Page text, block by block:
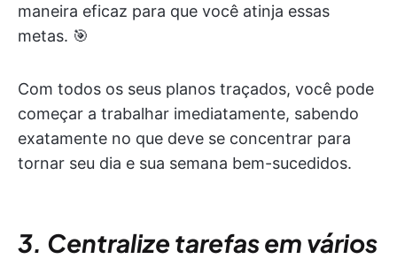
maneira eficaz para que você atinja essas
metas. 🎯
Com todos os seus planos traçados, você pode
começar a trabalhar imediatamente, sabendo
exatamente no que deve se concentrar para
tornar seu dia e sua semana bem-sucedidos.
3. Centralize tarefas em vários